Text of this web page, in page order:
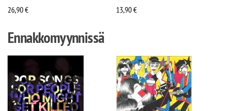
26,90€
13,90€
Ennakkomyynnissä